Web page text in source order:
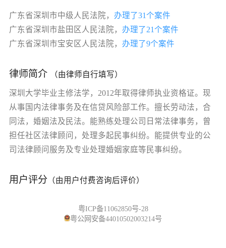
广东省深圳市中级人民法院， 办理了31个案件
广东省深圳市盐田区人民法院， 办理了21个案件
广东省深圳市宝安区人民法院， 办理了9个案件
律师简介 （由律师自行填写）
深圳大学毕业主修法学，2012年取得律师执业资格证。现
从事国内法律事务及在信贷风险部工作。擅长劳动法，合
同法，婚姻法及民法。能熟练处理公司日常法律事务，曾
担任社区法律顾问，处理多起民事纠纷。能提供专业的公
司法律顾问服务及专业处理婚姻家庭等民事纠纷。
用户评分 （由用户付费咨询后评价）
粤ICP备11062850号-28
粤公网安备44010502003214号